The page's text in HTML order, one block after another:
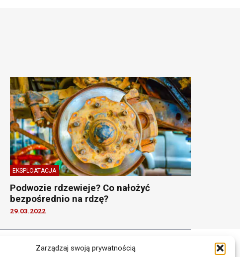
Zarządzaj swoją prywatnością
EKSPLOATACJA
Podwozie rdzewieje? Co nałożyć
bezpośrednio na rdzę?
29.03.2022